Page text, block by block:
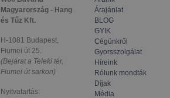
Magyarország - Hang
és Tűz Kft.
H-1081 Budapest,
Fiumei út 25.
(Bejárat a Teleki tér,
Fiumei út sarkon)
Nyitvatartás:
Árajánlat
BLOG
GYIK
Cégünkről
Gyorsszolgálat
Híreink
Rólunk mondták
Díjak
Média